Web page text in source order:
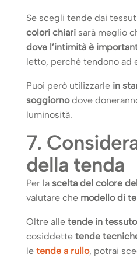
Se scegli tende dai
colori chiarisarà meglio
dove l’intimità è
letto, perché tendono ad
Puoi però utilizzarlein
soggiornodove
luminosità.
7.
della tenda
Per lascelta del colore
valutare chemodello di
Oltre alle tende in
cosiddette tende
le tende a rullo, potrai